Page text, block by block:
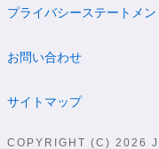
プライバシーステートメン
お問い合わせ
サイトマップ
COPYRIGHT (C) 2026